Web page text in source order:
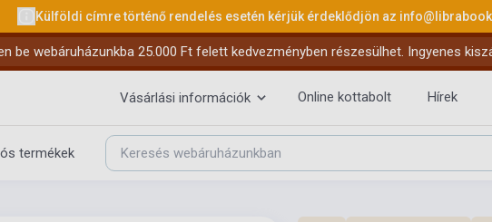
Külföldi címre történő rendelés esetén kérjük érdeklődjön az
be webáruházunkba 25.000 Ft felett kedvezményben részesülhet. Ingyenes
Vásárlási információk Online kottabolt Hírek
termékek